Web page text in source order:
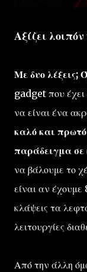
Αξίζει
Με δυο λέξεις;
gadget που έχει
να είναι ένα
καλό και
παράδειγμα
να βάλουμε το
είναι αν
κλάψεις τα
λειτουργίες
Από την άλλη